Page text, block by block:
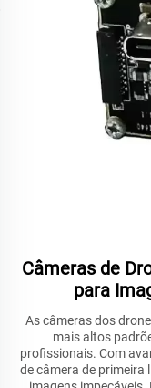
Câmeras de
para
As câmeras dos
mais altos
profissionais. Com
de câmera de primeira